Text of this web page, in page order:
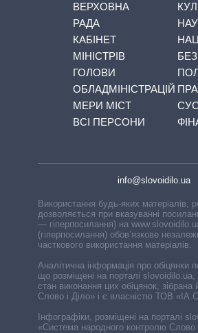
ВЕРХОВНА
РАДА
КАБІНЕТ
МІНІСТРІВ
ГОЛОВИ
ОБЛАДМІНІСТРАЦІЙ
МЕРИ МІСТ
ВСІ ПЕРСОНИ
info@slovoidilo.ua
Використання будь-яких матеріалів,
дозволяється при вказуванні
— гіперпосилання) на
(гіперпосилання) обов’язкове
часткового використання матеріалів.
Аналітична інформація про обіцянки
що розміщені на порталі slovoidilo.ua,
стан виконання цих обіцянок,
Слово і Діло» і є власністю ТОВ «ІА
Інфографіки, розміщені на порталі
«Система народного контролю Слово і